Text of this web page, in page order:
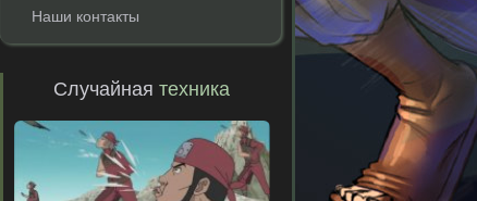
Наши контакты
Случайнаятехника